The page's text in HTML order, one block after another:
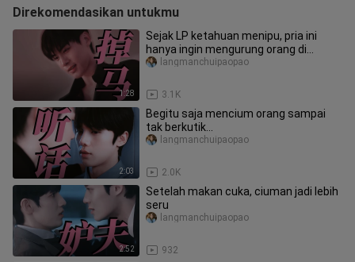
Direkomendasikan untukmu
1:28
Sejak LP ketahuan menipu, pria ini
hanya ingin mengurung orang di
pelukannya dan menciumnya kapan pu
3.1K
langmanchuipaopao
2:03
Begitu saja mencium orang sampai
tak berkutik…
2.0K
langmanchuipaopao
2:52
Setelah makan cuka, ciuman jadi lebih
seru
932
langmanchuipaopao